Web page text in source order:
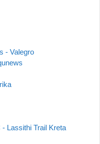
- Valegro
- Lassithi Trail Kreta